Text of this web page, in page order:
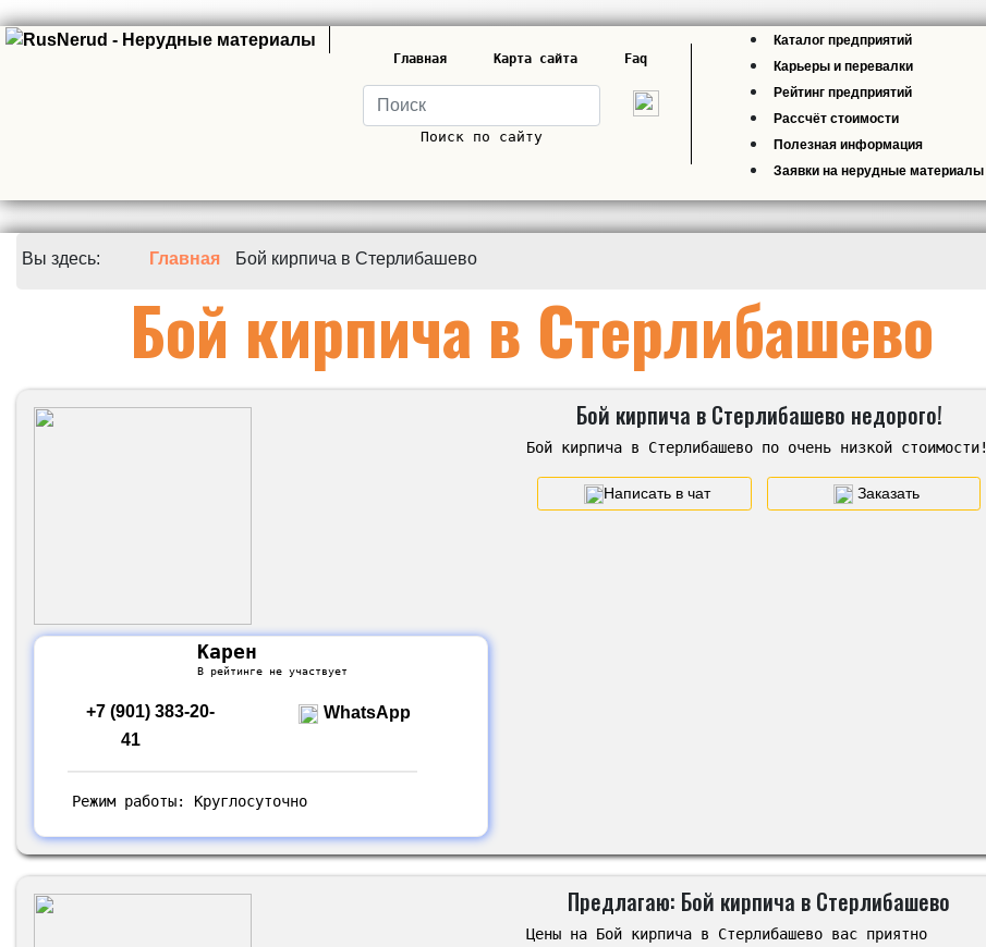
Главная Карта сайта Faq
Поиск по сайту
Каталог предприятий
Карьеры и перевалки
Рейтинг предприятий
Рассчёт стоимости
Полезная информация
Заявки на нерудные материалы
Вы здесь: Главная Бой кирпича в Стерлибашево
Бой кирпича в Стерлибашево
Карен
В рейтинге не участвует
+7 (901) 383-20-
41
WhatsApp
Режим работы: Круглосуточно
Бой кирпича в Стерлибашево недорого!
Бой кирпича в Стерлибашево по очень низкой стоимости!
Написать в чат Заказать
Предлагаю: Бой кирпича в Стерлибашево
Цены на Бой кирпича в Стерлибашево вас приятно